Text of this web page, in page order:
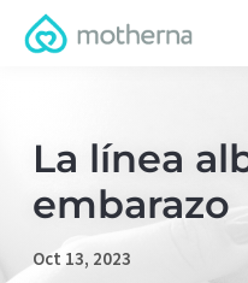
La línea
embarazo
Oct 13, 2023